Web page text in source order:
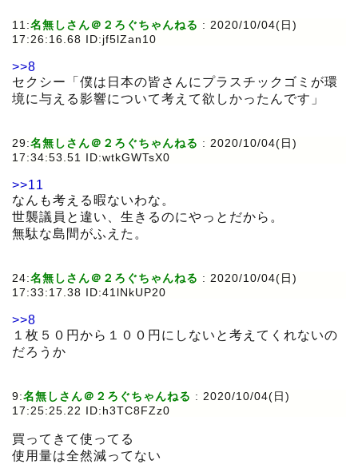
11:名無しさん＠２ろぐちゃんねる : 2020/10/04(日)
17:26:16.68 ID:jf5lZan10
>>8
セクシー「僕は日本の皆さんにプラスチックゴミが環
境に与える影響について考えて欲しかったんです」
29:名無しさん＠２ろぐちゃんねる : 2020/10/04(日)
17:34:53.51 ID:wtkGWTsX0
>>11
なんも考える暇ないわな。
世襲議員と違い、生きるのにやっとだから。
無駄な島間がふえた。
24:名無しさん＠２ろぐちゃんねる : 2020/10/04(日)
17:33:17.38 ID:41lNkUP20
>>8
１枚５０円から１００円にしないと考えてくれないの
だろうか
9:名無しさん＠２ろぐちゃんねる : 2020/10/04(日)
17:25:25.22 ID:h3TC8FZz0
買ってきて使ってる
使用量は全然減ってない